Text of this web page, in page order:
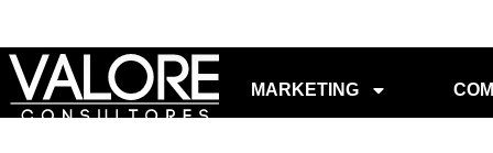
MARKETING